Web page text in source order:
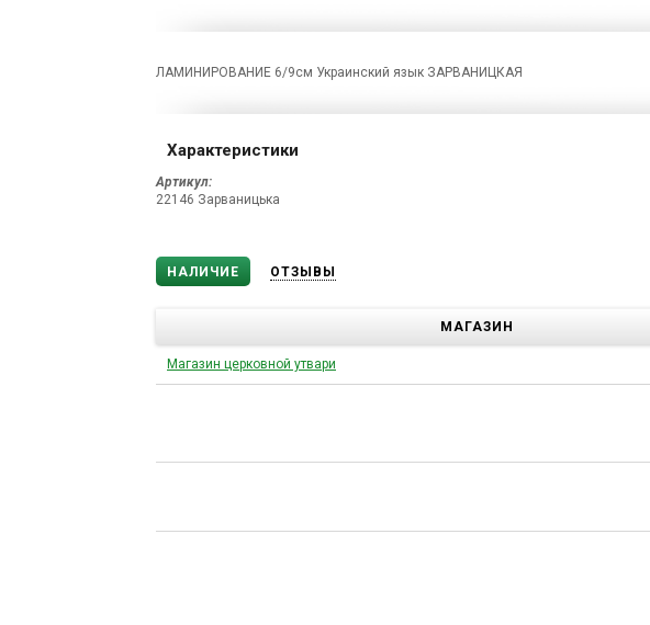
ЛАМИНИРОВАНИЕ 6/9см Украинский язык ЗАРВАНИЦКАЯ
Характеристики
Артикул:
22146 Зарваницька
НАЛИЧИЕ ОТЗЫВЫ
МАГАЗИН
Магазин церковной утвари